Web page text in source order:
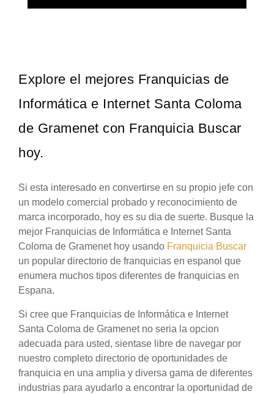
Explore el mejores Franquicias de
Informática e Internet Santa Coloma
de Gramenet con Franquicia Buscar
hoy.
Si esta interesado en convertirse en su propio jefe con
un modelo comercial probado y reconocimiento de
marca incorporado, hoy es su dia de suerte. Busque la
mejor Franquicias de Informática e Internet Santa
Coloma de Gramenet hoy usando Franquicia Buscar
un popular directorio de franquicias en espanol que
enumera muchos tipos diferentes de franquicias en
Espana.
Si cree que Franquicias de Informática e Internet
Santa Coloma de Gramenet no seria la opcion
adecuada para usted, sientase libre de navegar por
nuestro completo directorio de oportunidades de
franquicia en una amplia y diversa gama de diferentes
industrias para ayudarlo a encontrar la oportunidad de